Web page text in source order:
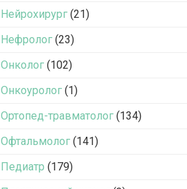
Нейрохирург (21)
Нефролог (23)
Онколог (102)
Онкоуролог (1)
Ортопед-травматолог (134)
Офтальмолог (141)
Педиатр (179)